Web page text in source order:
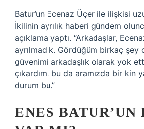
Batur’un Ecenaz Üçer ile ilişkisi
İkilinin ayrılık haberi gündem
açıklama yaptı. “Arkadaşlar,
ayrılmadık. Gördüğüm birkaç şey
güvenimi arkadaşlık olarak yok
çıkardım, bu da aramızda bir kin
durum bu.”
ENES